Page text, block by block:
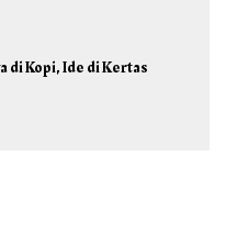
di Kopi, Ide di Kertas